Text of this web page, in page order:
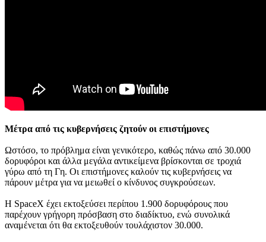
Μέτρα από τις κυβερνήσεις ζητούν οι επιστήμονες
Ωστόσο, το πρόβλημα είναι γενικότερο, καθώς πάνω από 30.000
δορυφόροι και άλλα μεγάλα αντικείμενα βρίσκονται σε τροχιά
γύρω από τη Γη. Οι επιστήμονες καλούν τις κυβερνήσεις να
πάρουν μέτρα για να μειωθεί ο κίνδυνος συγκρούσεων.
Η SpaceX έχει εκτοξεύσει περίπου 1.900 δορυφόρους που
παρέχουν γρήγορη πρόσβαση στο διαδίκτυο, ενώ συνολικά
αναμένεται ότι θα εκτοξευθούν τουλάχιστον 30.000.